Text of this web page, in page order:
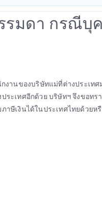
รมดา กรณีบุ
านของบริษัทแม่ที่ต่างประเท
ระเทศอีกด้วย บริษัทฯ จึงขอท
าษีเงินได้ในประเทศไทยด้วยห